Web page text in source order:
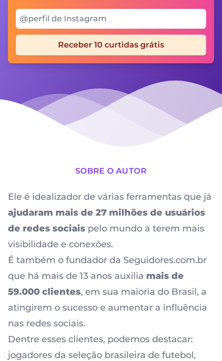
Seu @perfil Instagram
Receber 10 curtidas grátis
SOBRE O AUTOR
Ele é idealizador de várias ferramentas que já
ajudaram mais de 27 milhões de usuários
de redes sociais pelo mundo a terem mais
visibilidade e conexões.
É também o fundador da Seguidores.com.br
que há mais de 13 anos auxilia mais de
59.000 clientes, em sua maioria do Brasil, a
atingirem o sucesso e aumentar a influência
nas redes sociais.
Dentre esses clientes, podemos destacar:
jogadores da seleção brasileira de futebol,